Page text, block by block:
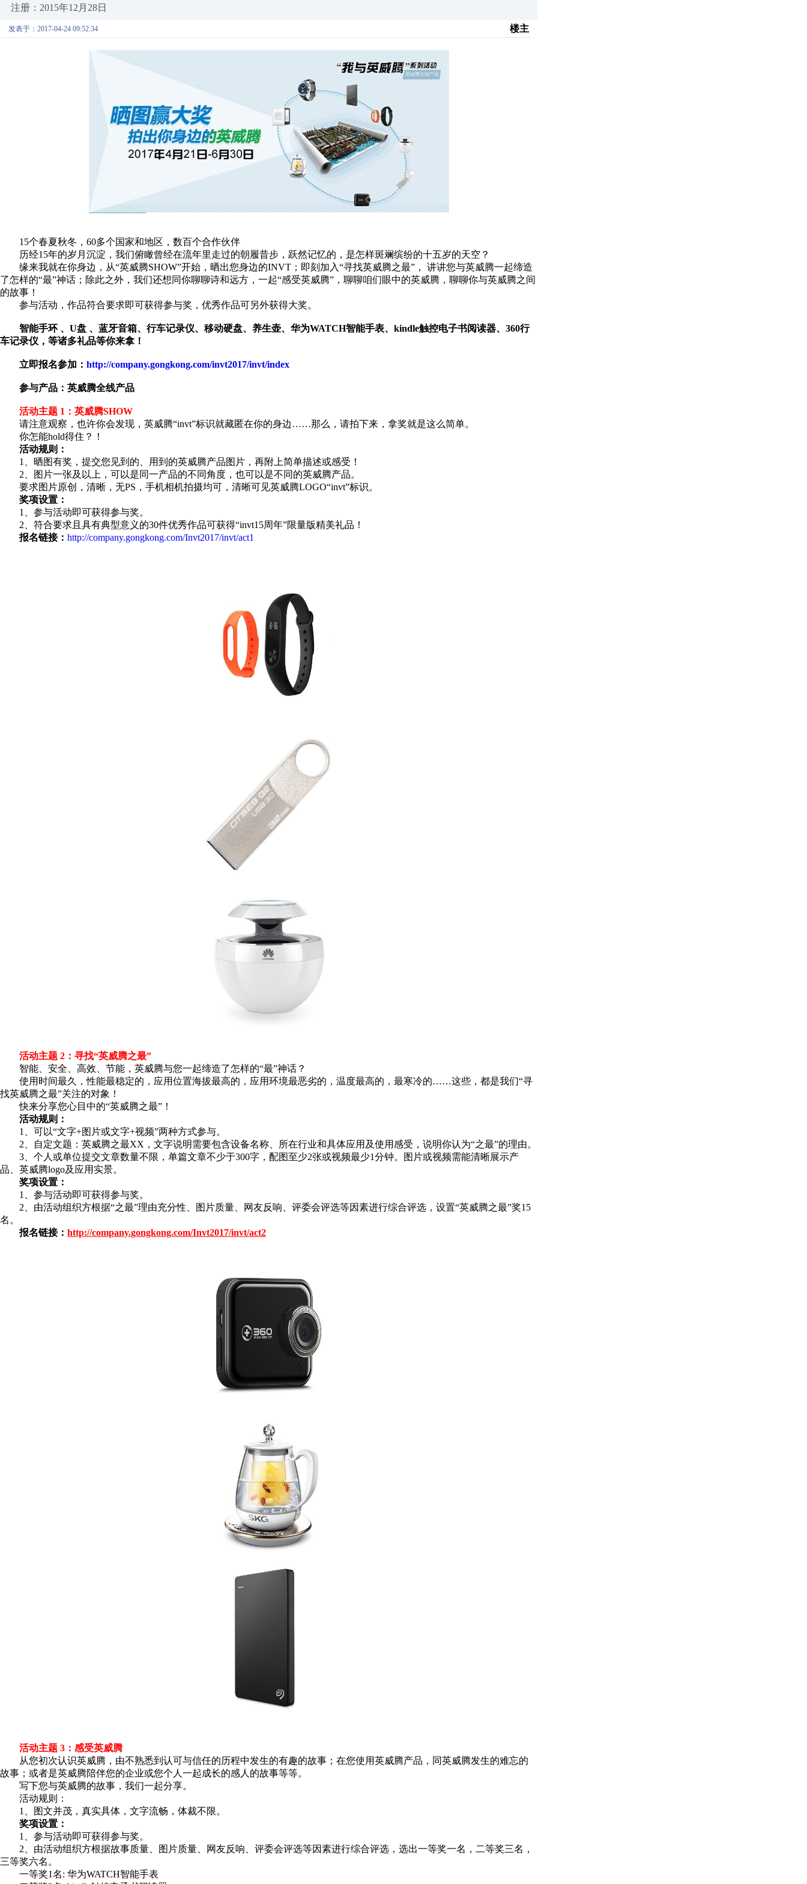
注册：2015年12月28日
发表于：2017-04-24 09:52:34 楼主
15个春夏秋冬，60多个国家和地区，数百个合作伙伴
历经15年的岁月沉淀，我们俯瞰曾经在流年里走过的朝履昔步，跃然记忆的，是怎样斑斓缤纷的十五岁的天空？
缘来我就在你身边，从“英威腾SHOW”开始，晒出您身边的INVT；即刻加入“寻找英威腾之最”， 讲讲您与英威腾一起缔造
了怎样的“最”神话；除此之外，我们还想同你聊聊诗和远方，一起“感受英威腾”，聊聊咱们眼中的英威腾，聊聊你与英威腾之间
的故事！
参与活动，作品符合要求即可获得参与奖，优秀作品可另外获得大奖。
智能手环 、U盘 、蓝牙音箱、行车记录仪、移动硬盘、养生壶、华为WATCH智能手表、kindle触控电子书阅读器、360行
车记录仪，等诸多礼品等你来拿！
立即报名参加： http://company.gongkong.com/invt2017/invt/index
参与产品：英威腾全线产品
活动主题 1：英威腾SHOW
请注意观察，也许你会发现，英威腾“invt”标识就藏匿在你的身边……那么，请拍下来，拿奖就是这么简单。
你怎能hold得住？！
活动规则：
1、晒图有奖，提交您见到的、用到的英威腾产品图片，再附上简单描述或感受！
2、图片一张及以上，可以是同一产品的不同角度，也可以是不同的英威腾产品。
要求图片原创，清晰，无PS，手机相机拍摄均可，清晰可见英威腾LOGO“invt”标识。
奖项设置：
1、参与活动即可获得参与奖。
2、符合要求且具有典型意义的30件优秀作品可获得“invt15周年”限量版精美礼品！
报名链接： http://company.gongkong.com/Invt2017/invt/act1
活动主题 2： 寻找“英威腾之最”
智能、安全、高效、节能，英威腾与您一起缔造了怎样的“最”神话？
使用时间最久，性能最稳定的，应用位置海拔最高的，应用环境最恶劣的，温度最高的，最寒冷的……这些，都是我们“寻
找英威腾之最”关注的对象！
快来分享您心目中的“英威腾之最”！
活动规则：
1、可以“文字+图片或文字+视频”两种方式参与。
2、自定文题：英威腾之最XX，文字说明需要包含设备名称、所在行业和具体应用及使用感受，说明你认为“之最”的理由。
3、个人或单位提交文章数量不限，单篇文章不少于300字，配图至少2张或视频最少1分钟。图片或视频需能清晰展示产
品、英威腾logo及应用实景。
奖项设置：
1、参与活动即可获得参与奖。
2、由活动组织方根据“之最”理由充分性、图片质量、网友反响、评委会评选等因素进行综合评选，设置“英威腾之最”奖15
名。
报名链接： http://company.gongkong.com/Invt2017/invt/act2
活动主题 3： 感受英威腾
从您初次认识英威腾，由不熟悉到认可与信任的历程中发生的有趣的故事；在您使用英威腾产品，同英威腾发生的难忘的
故事；或者是英威腾陪伴您的企业或您个人一起成长的感人的故事等等。
写下您与英威腾的故事，我们一起分享。
活动规则：
1、图文并茂，真实具体，文字流畅，体裁不限。
奖项设置：
1、参与活动即可获得参与奖。
2、由活动组织方根据故事质量、图片质量、网友反响、评委会评选等因素进行综合评选，选出一等奖一名，二等奖三名，
三等奖六名。
一等奖1名: 华为WATCH智能手表